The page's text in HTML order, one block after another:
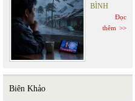
BÌNH
Đọc
thêm
Biên Khảo